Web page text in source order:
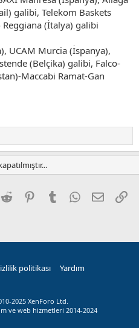
galibi, Telekom Baskets
(İtalya) galibi
UCAM Murcia (İspanya),
(Belçika) galibi, Falco-
Maccabi Ramat-Gan
Reddit PinterestTumblr WhatsApp
E-posta
politikası
Yardım
2025 XenForo Ltd.
ve web hizmetleri 2014-2024